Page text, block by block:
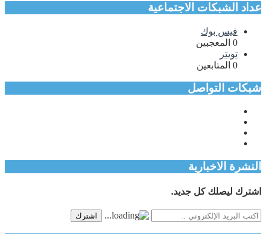
عداد الشبكات الاجتماعية
فيس بوك
0 المعجبين
تويتر
0 المتابعين
شبكات التواصل
النشرة الاخبارية
اشترك ليصلك كل جديد.
اشترك